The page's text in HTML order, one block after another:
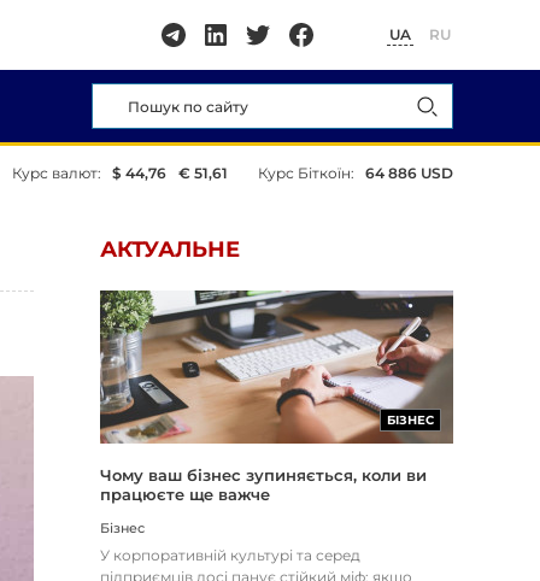
UA RU
Курс валют: $ 44,76 € 51,61 Курс Біткоїн: 64 886 USD
АКТУАЛЬНЕ
БІЗНЕС
Чому ваш бізнес зупиняється, коли ви
працюєте ще важче
Бізнес
У корпоративній культурі та серед
підприємців досі панує стійкий міф: якщо